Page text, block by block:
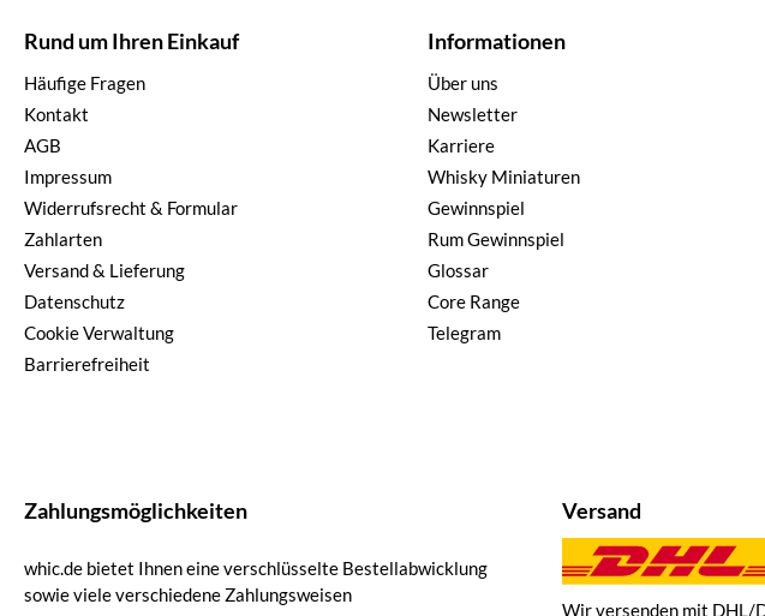
Rund um Ihren Einkauf
Häufige Fragen
Kontakt
AGB
Impressum
Widerrufsrecht & Formular
Zahlarten
Versand & Lieferung
Datenschutz
Cookie Verwaltung
Barrierefreiheit
Informationen
Über uns
Newsletter
Karriere
Whisky Miniaturen
Gewinnspiel
Rum Gewinnspiel
Glossar
Core Range
Telegram
Zahlungsmöglichkeiten
whic.de bietet Ihnen eine verschlüsselte Bestellabwicklung
sowie viele verschiedene Zahlungsweisen
Versand
Wir versenden mit DHL/